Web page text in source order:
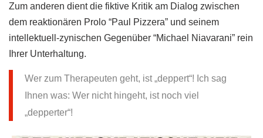
Zum anderen dient die fiktive Kritik am Dialog zwischen
dem reaktionären Prolo “Paul Pizzera” und seinem
intellektuell-zynischen Gegenüber “Michael Niavarani” rein
Ihrer Unterhaltung.
Wer zum Therapeuten geht, ist „deppert“! Ich sag
Ihnen was: Wer nicht hingeht, ist noch viel
„depperter“!